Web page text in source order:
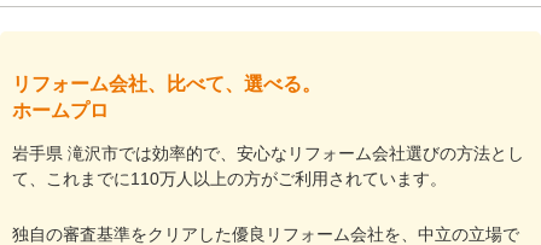
リフォーム会社、比べて、選べる。
ホームプロ
岩手県 滝沢市では効率的で、安心なリフォーム会社選びの方法とし
て、これまでに110万人以上の方がご利用されています。
独自の審査基準をクリアした優良リフォーム会社を、中立の立場で